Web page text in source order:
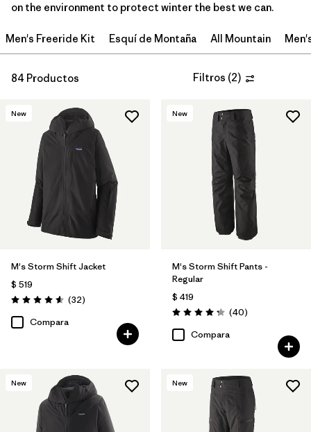
Filtrar por
Fit
Filtrar por
Materials & Fabric
on the environment to protect winter the best we can.
Men's Freeride Kit Esquí de Montaña All Mountain
84 Productos Filtros (2)
New
M's Storm Shift Jacket
$ 519
Valoración: 4.6 / 5
(32Comentarios
)
Compara
New
M's Storm Shift Pants -
Regular
$ 419
Valoración: 4.3 / 5
(40Comentarios
)
Compara
New New